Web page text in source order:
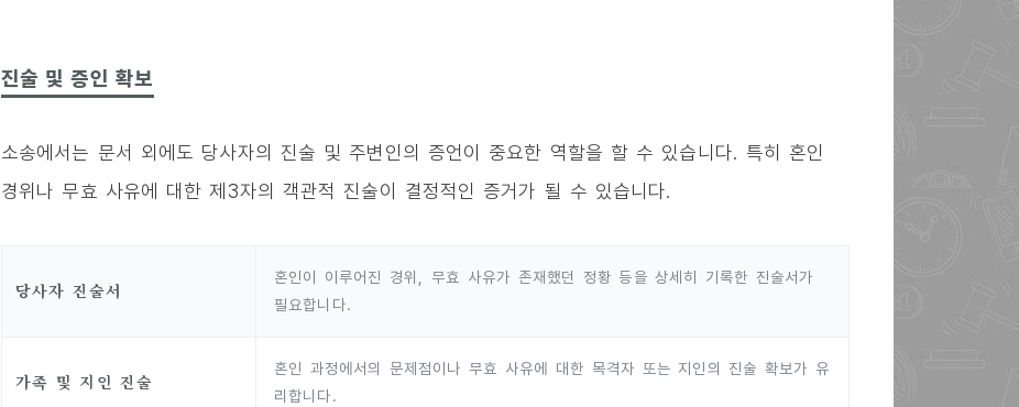
진술 및 증인 확보
소송에서는 문서 외에도 당사자의 진술 및 주변인의 증언이 중요한 역할을 할 수 있습니다. 특히 혼인
경위나 무효 사유에 대한 제3자의 객관적 진술이 결정적인 증거가 될 수 있습니다.
당사자 진술서
혼인이 이루어진 경위, 무효 사유가 존재했던 정황 등을 상세히 기록한 진술서가
필요합니다.
가족 및 지인 진술
혼인 과정에서의 문제점이나 무효 사유에 대한 목격자 또는 지인의 진술 확보가 유
리합니다.